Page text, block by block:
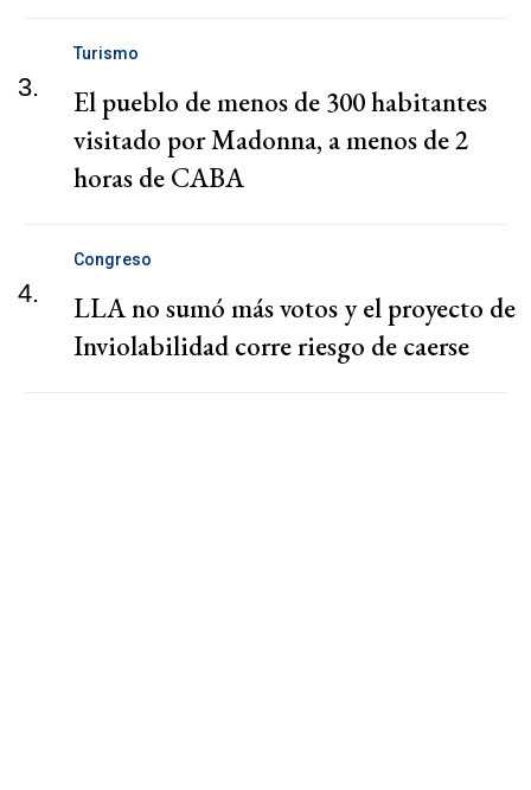
3.
Turismo
El pueblo de menos de 300 habitantes
visitado por Madonna, a menos de 2
horas de CABA
4.
Congreso
LLA no sumó más votos y el proyecto de
Inviolabilidad corre riesgo de caerse